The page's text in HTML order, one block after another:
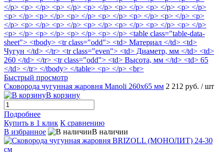
Быстрый просмотр
Сковорода чугунная жаровня Manoli 260х65 мм 2 212 руб. / шт
В корзину
Подробнее
Купить в 1 клик К сравнению
В избранное
В наличии